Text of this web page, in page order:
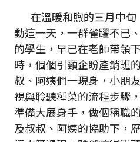
在溫暖和煦的三月中旬
動這一天，一群雀躍不已
的學生，早已在老師帶領
時，個個引頸企盼產銷班
叔、阿姨們一現身，小朋
視與聆聽種菜的流程步驟
準備大展身手，做個稱職
及叔叔、阿姨的協助下，